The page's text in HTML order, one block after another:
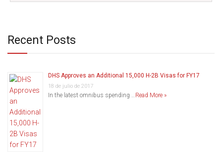
Recent Posts
DHS Approves an Additional 15,000 H-2B Visas for FY17
18 de julio de 2017
In the latest omnibus spending …Read More »